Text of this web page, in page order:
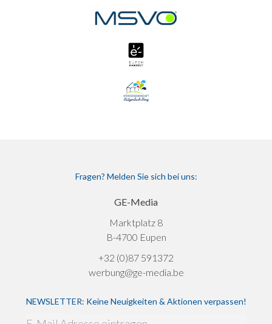
Fragen? Melden Sie sich bei uns:
GE-Media
Marktplatz 8
B-4700 Eupen
+32 (0)87 591372
werbung@ge-media.be
NEWSLETTER: Keine Neuigkeiten & Aktionen verpassen!